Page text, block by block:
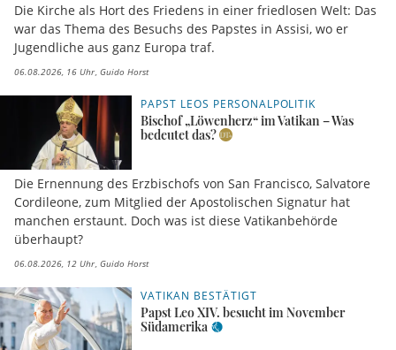
Die Kirche als Hort des Friedens in einer friedlosen Welt: Das
war das Thema des Besuchs des Papstes in Assisi, wo er
Jugendliche aus ganz Europa traf.
06.08.2026, 16 Uhr Guido Horst
PAPST LEOS PERSONALPOLITIK
Bischof „Löwenherz“ im Vatikan – Was
bedeutet das?
Die Ernennung des Erzbischofs von San Francisco, Salvatore
Cordileone, zum Mitglied der Apostolischen Signatur hat
manchen erstaunt. Doch was ist diese Vatikanbehörde
überhaupt?
06.08.2026, 12 Uhr Guido Horst
VATIKAN BESTÄTIGT
Papst Leo XIV. besucht im November
Südamerika